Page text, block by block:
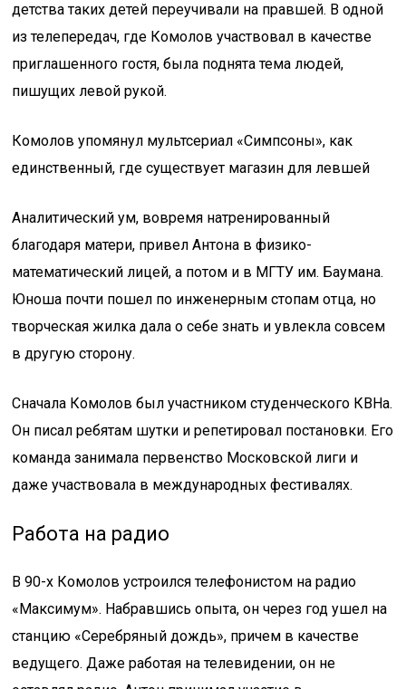
детства таких детей переучивали на правшей. В одной
из телепередач, где Комолов участвовал в качестве
приглашенного гостя, была поднята тема людей,
пишущих левой рукой.
Комолов упомянул мультсериал «Симпсоны», как
единственный, где существует магазин для левшей
Аналитический ум, вовремя натренированный
благодаря матери, привел Антона в физико-
математический лицей, а потом и в МГТУ им. Баумана.
Юноша почти пошел по инженерным стопам отца, но
творческая жилка дала о себе знать и увлекла совсем
в другую сторону.
Сначала Комолов был участником студенческого КВНа.
Он писал ребятам шутки и репетировал постановки. Его
команда занимала первенство Московской лиги и
даже участвовала в международных фестивалях.
Работа на радио
В 90-х Комолов устроился телефонистом на радио
«Максимум». Набравшись опыта, он через год ушел на
станцию «Серебряный дождь», причем в качестве
ведущего. Даже работая на телевидении, он не